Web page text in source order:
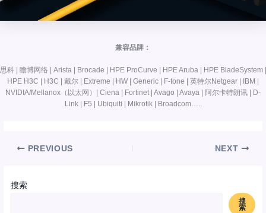
搜索
搜
索
兼容品牌：
思科 | 瞻博网络 | Arista | Brocade | HPE ProCurve | HPE Aruba | HPE BladeSystem |
HPE H3C | H3C | 戴尔 | Extreme | HW | Generic | F-tone | 英特尔Netgear | IBM |
NVIDIA/Mellanox（以太网）| Ciena | Fortinet | Avago | Avaya | 阿尔卡特朗讯 | D-
Link | F5 | Ubiquiti | Mikrotik | Broadcom…..
PREVIOUS NEXT